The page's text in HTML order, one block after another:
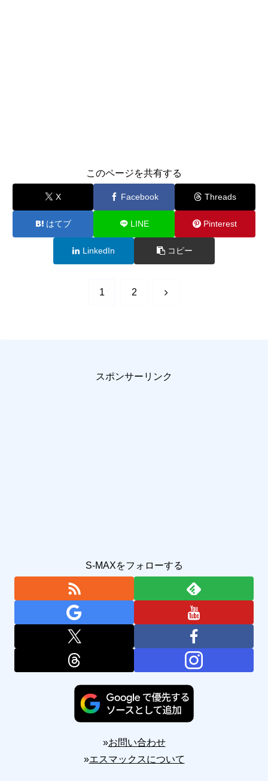
このページを共有する
X Facebook Threads
はてブ LINE Pinterest
LinkedIn コピー
1 2 次
スポンサーリンク
S-MAXをフォローする
»お問い合わせ
»エスマックスについて